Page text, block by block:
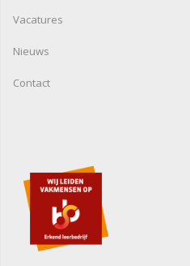
Vacatures
Nieuws
Contact